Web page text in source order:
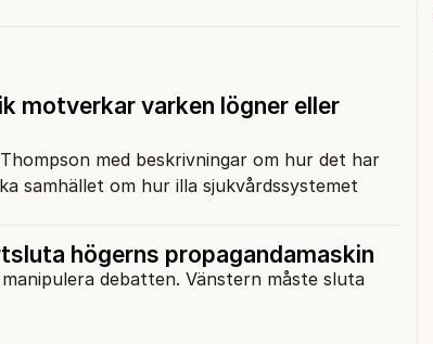
motverkar varken lögner eller
med beskrivningar om hur det har
samhället om hur illa sjukvårdssystemet
högerns propagandamaskin
debatten. Vänstern måste sluta